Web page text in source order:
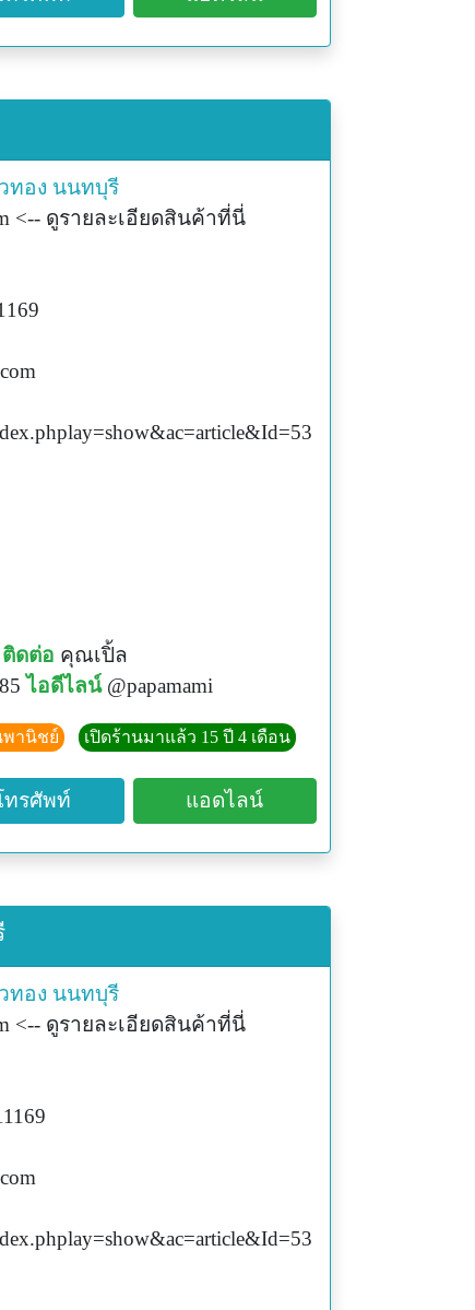
ทอง นนทบุรี
<-- ดูรายละเอียดสินค้าที่นี่
ติดต่อ คุณเปิ้ล
ไอดีไลน์ @papamami
พานิชย์ เปิดร้านมาแล้ว 15 ปี 4 เดือน
ทรศัพท์ แอดไลน์
ทอง นนทบุรี
<-- ดูรายละเอียดสินค้าที่นี่